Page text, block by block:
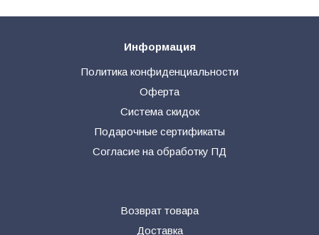
Информация
Политика конфиденциальности
Оферта
Система скидок
Подарочные сертификаты
Согласие на обработку ПД
Возврат товара
Доставка